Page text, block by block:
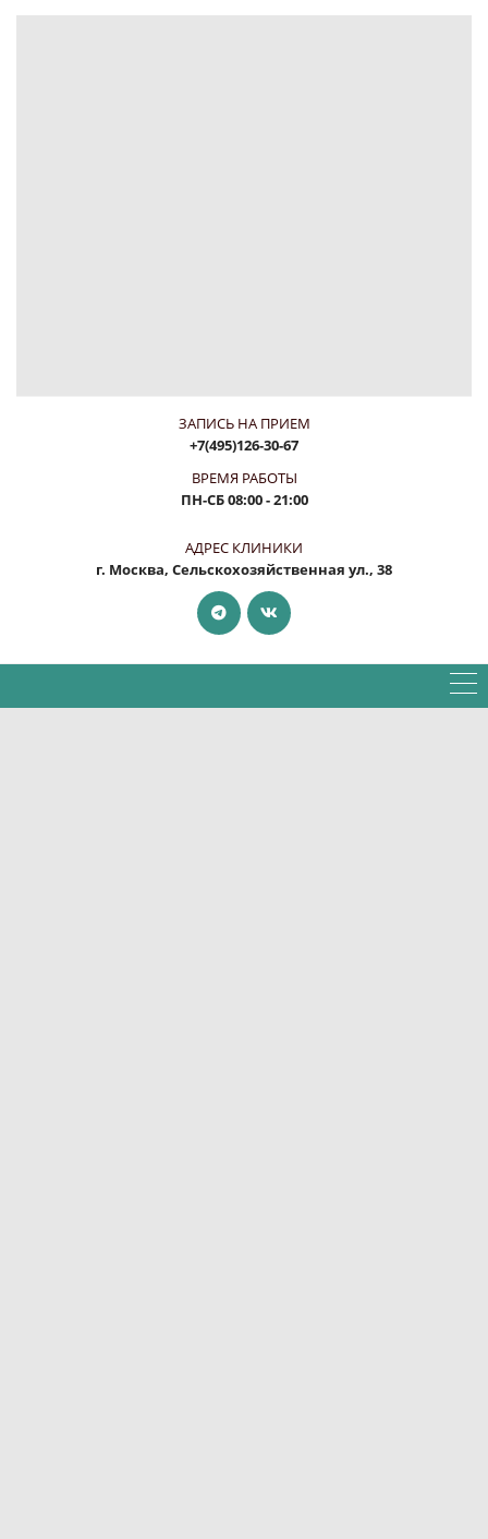
ЗАПИСЬ НА ПРИЕМ
+7(495)126-30-67
ВРЕМЯ РАБОТЫ
ПН-СБ08:00 - 21:00
АДРЕС КЛИНИКИ
г. Москва, Сельскохозяйственная ул., 38